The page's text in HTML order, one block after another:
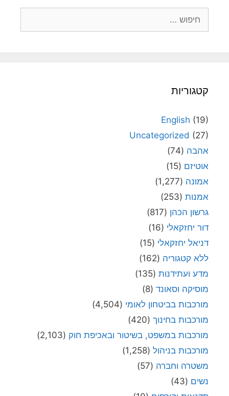
קטגוריות
English (19)
Uncategorized (27)
אהבה (74)
אוטיזם (15)
אמונה (1,277)
אמנות (253)
גרשון הכהן (817)
דור יחזקאלי (16)
דניאל יחזקאלי (15)
ללא קטגוריה (162)
מדע ועתידנות (135)
מוסיקה וסאונד (8)
מורכבות בביטחון לאומי (4,504)
מורכבות בחינוך (420)
מורכבות במשפט, בשיטור ובאכיפת חוק (2,103)
מורכבות בניהול (1,258)
משטרה וחברה (57)
נשים (43)